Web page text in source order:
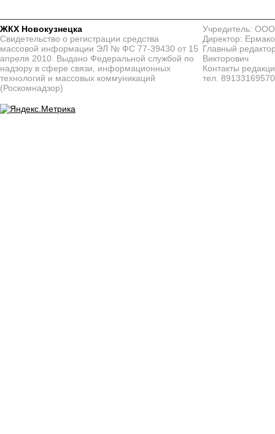
ЖКХ Новокузнецка
Свидетельство о регистрации средства
массовой информации ЭЛ № ФС 77-39430 от 15
апреля 2010. Выдано Федеральной службой по
надзору в сфере связи, информационных
технологий и массовых коммуникаций
(Роскомнадзор)
Учредитель:
Директор:
Главный
Викторович
Контакты
тел. 89133169570